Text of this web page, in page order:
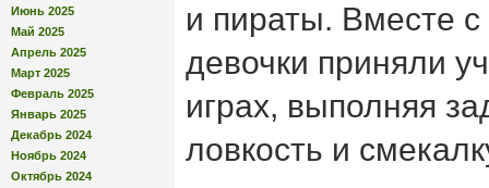
Июнь 2025
Май 2025
Апрель 2025
Март 2025
Февраль 2025
Январь 2025
Декабрь 2024
Ноябрь 2024
Октябрь 2024
и пираты. Вместе
девочки приняли
играх, выполняя
ловкость и